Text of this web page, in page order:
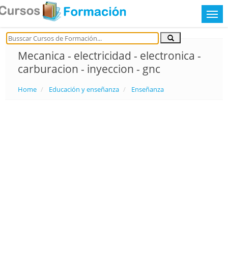
Mecanica - electricidad - electronica -
carburacion - inyeccion - gnc
Home Educación y enseñanza Enseñanza